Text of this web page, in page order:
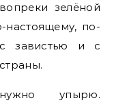
зелёной
настоящему, по-
завистью и с
упырю.